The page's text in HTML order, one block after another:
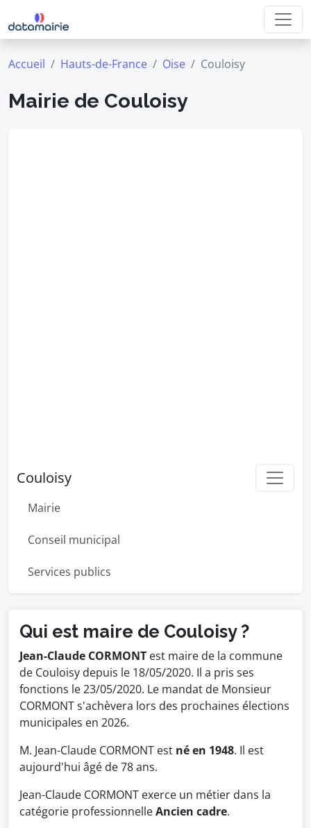
Accueil Hauts-de-France Oise Couloisy
Mairie de Couloisy
Couloisy
Mairie
Conseil municipal
Services publics
Qui est maire de Couloisy ?
Jean-Claude CORMONT est maire de la commune
de Couloisy depuis le 18/05/2020. Il a pris ses
fonctions le 23/05/2020. Le mandat de Monsieur
CORMONT s'achèvera lors des prochaines élections
municipales en 2026.
M. Jean-Claude CORMONT est né en 1948. Il est
aujourd'hui âgé de 78 ans.
Jean-Claude CORMONT exerce un métier dans la
catégorie professionnelleAncien cadre.